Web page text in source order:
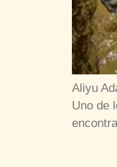
Aliyu
Uno de